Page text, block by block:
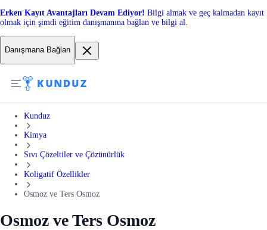
Erken Kayıt Avantajları Devam Ediyor! Bilgi almak ve geç kalmadan kayıt
olmak için şimdi eğitim danışmanına bağlan ve bilgi al.
Danışmana Bağlan
Kunduz
Kimya
Sıvı Çözeltiler ve Çözünürlük
Koligatif Özellikler
Osmoz ve Ters Osmoz
Osmoz ve Ters Osmoz